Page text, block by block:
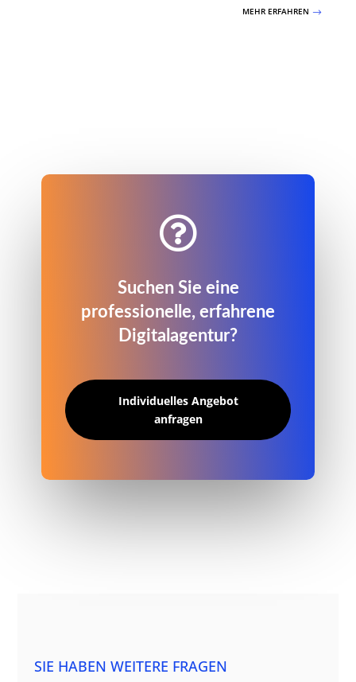
MEHR ERFAHREN $

Suchen Sie eine
professionelle, erfahrene
Digitalagentur?
Individuelles Angebot
anfragen
SIE HABEN WEITERE FRAGEN